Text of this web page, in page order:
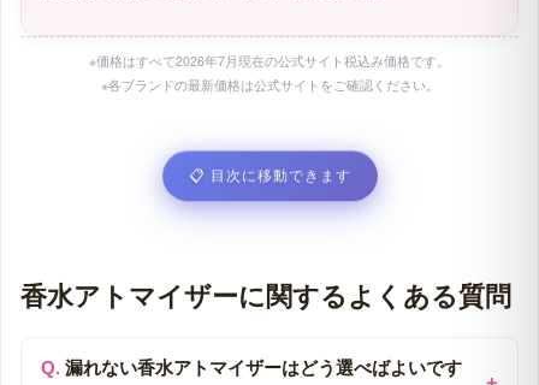
※価格はすべて2026年7月現在の公式サイト税込み価格です。
※各ブランドの最新価格は公式サイトをご確認ください。
📋 目次に移動できます
香水アトマイザーに関するよくある質問
漏れない香水アトマイザーはどう選べばよいです